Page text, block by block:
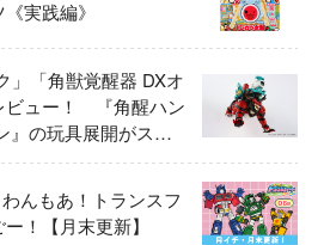
実践編》
」「角獣覚醒器 DXオ
ビュー！ 『角醒ハン
』の玩具展開がスタ
んもあ！トランスフ
！【月末更新】